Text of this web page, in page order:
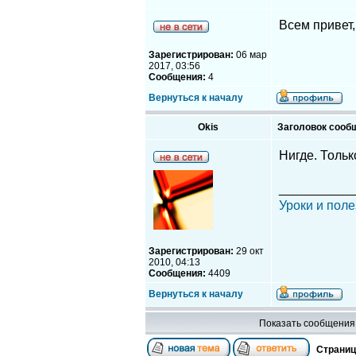
Зарегистрирован: 06 мар
2017, 03:56
Сообщения: 4
Всем
Вернуться к началу
Okis Заголовок
Зарегистрирован: 29 окт
2010, 04:13
Сообщения: 4409
Нигде.
Уроки и
Вернуться к началу
Показать сообщения